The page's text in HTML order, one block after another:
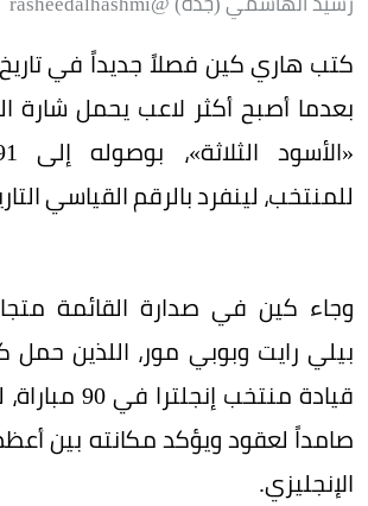
كتب هاري كين فصلاً جديداً في تاريخ
بعدما أصبح أكثر لاعب يحمل شارة
للمنتخب، لينفرد بالرقم القياسي
وجاء كين في صدارة القائمة
بيلي رايت وبوبي مور، اللذين
قيادة منتخب
صامداً لعقود ويؤكد مكانته بين
الإنجليزي.